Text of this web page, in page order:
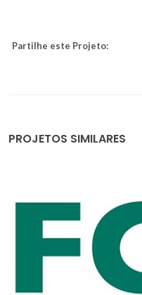
Partilhe este Projeto:
PROJETOS SIMILARES